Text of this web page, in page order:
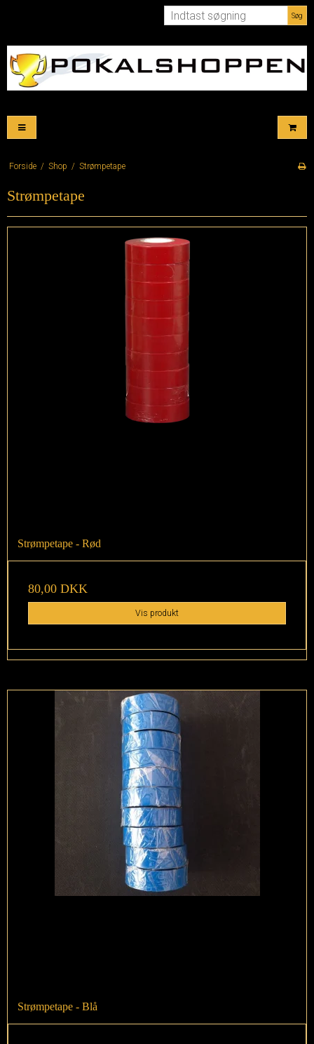
Søg
Forside / Shop / Strømpetape
Strømpetape
Strømpetape - Rød
80,00 DKK
Vis produkt
Strømpetape - Blå